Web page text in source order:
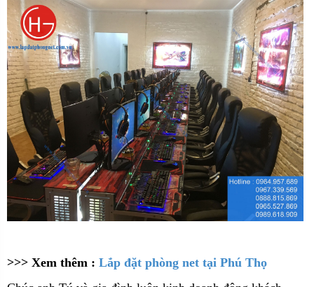
>>> Xem thêm : Lắp đặt phòng net tại Phú Thọ